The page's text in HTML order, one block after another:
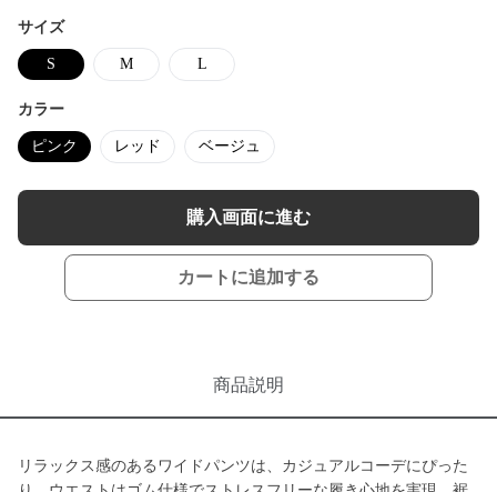
サイズ
S M L
カラー
ピンク レッド ベージュ
購入画面に進む
カートに追加する
商品説明
リラックス感のあるワイドパンツは、カジュアルコーデにぴった